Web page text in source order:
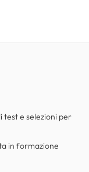
test e selezioni per
in formazione